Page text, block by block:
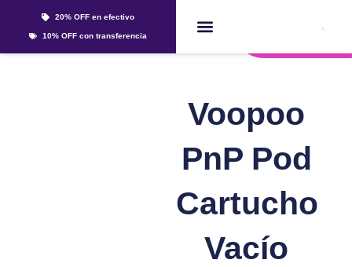
20% OFF en efectivo
10% OFF con transferencia Whatsapp
Voopoo
PnP Pod
Cartucho
Vacío